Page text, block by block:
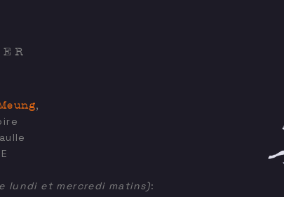
,
lundi et mercredi matins):